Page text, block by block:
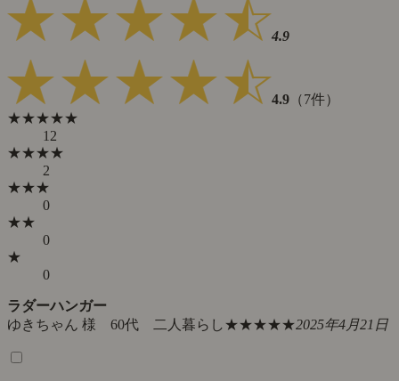
4.9
4.9 （7件）
★★★★★
12
★★★★
2
★★★
0
★★
0
★
0
ラダーハンガー
ゆきちゃん 様 60代 二人暮らし★★★★★2025年4月21日